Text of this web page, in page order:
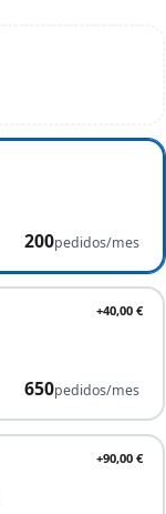
200pedidos/mes
+40,00 €
650pedidos/mes
+90,00 €